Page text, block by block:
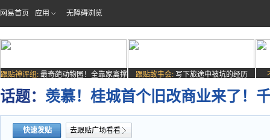
网易首页 应用 无障碍浏览
跟贴神评组: 最奇葩动物园！全靠家禽撑
场子
跟贴故事会: 写下旅途中被坑的经历
话题： 羡慕！桂城首个旧改商业来了！
快速发贴 去跟贴广场看看